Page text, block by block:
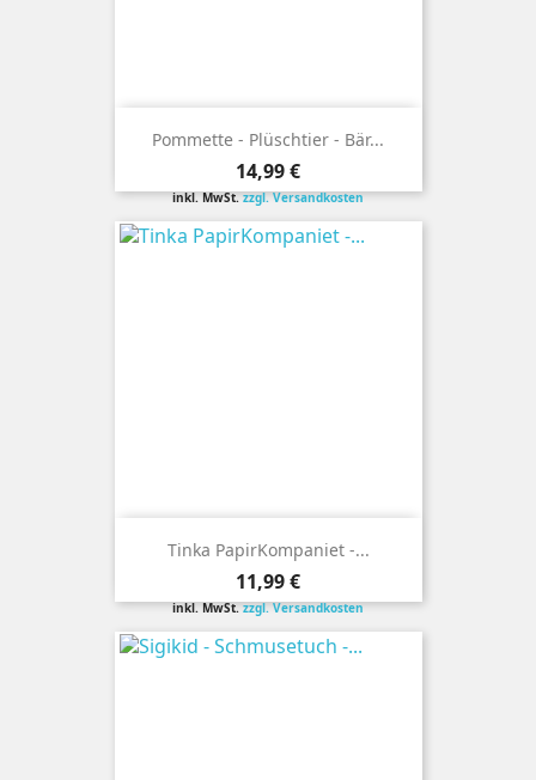
Pommette - Plüschtier - Bär...
Preis
14,99 €
inkl. MwSt.zzgl. Versandkosten
Tinka PapirKompaniet -...
Preis
11,99 €
inkl. MwSt.zzgl. Versandkosten